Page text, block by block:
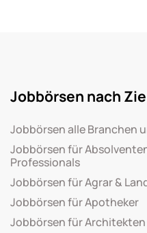
Jobbörsen nach
Jobbörsen alle Branchen
Jobbörsen für
Professionals
Jobbörsen für Agrar &
Jobbörsen für Apotheker
Jobbörsen für